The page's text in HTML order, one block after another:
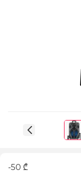
-50 ₾